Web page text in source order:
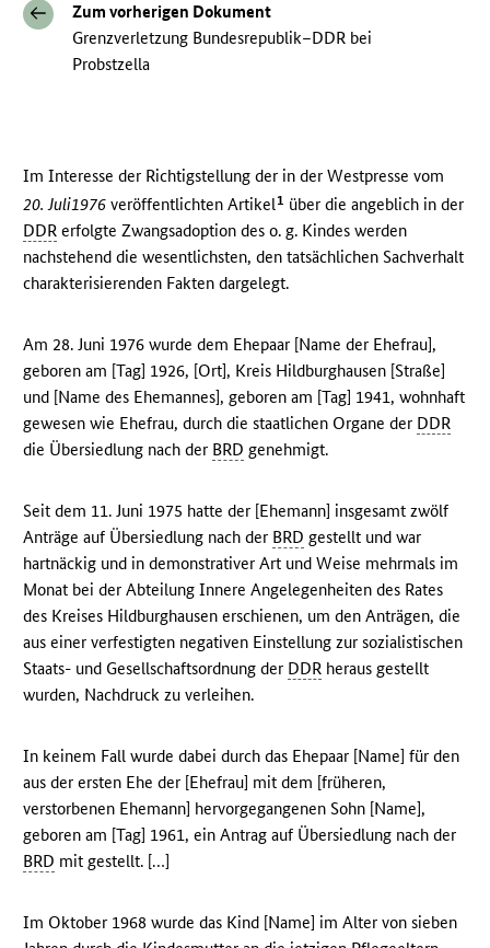
Zum vorherigen Dokument
Grenzverletzung Bundesrepublik–DDR bei
Probstzella
Im Interesse der Richtigstellung der in der Westpresse vom
20. Juli1976 veröffentlichten Artikel1 über die angeblich in der
DDR erfolgte Zwangsadoption des o. g. Kindes werden
nachstehend die wesentlichsten, den tatsächlichen Sachverhalt
charakterisierenden Fakten dargelegt.
Am 28. Juni 1976 wurde dem Ehepaar [Name der Ehefrau],
geboren am [Tag] 1926, [Ort], Kreis Hildburghausen [Straße]
und [Name des Ehemannes], geboren am [Tag] 1941, wohnhaft
gewesen wie Ehefrau, durch die staatlichen Organe der DDR
die Übersiedlung nach der BRD genehmigt.
Seit dem 11. Juni 1975 hatte der [Ehemann] insgesamt zwölf
Anträge auf Übersiedlung nach der BRD gestellt und war
hartnäckig und in demonstrativer Art und Weise mehrmals im
Monat bei der Abteilung Innere Angelegenheiten des Rates
des Kreises Hildburghausen erschienen, um den Anträgen, die
aus einer verfestigten negativen Einstellung zur sozialistischen
Staats- und Gesellschaftsordnung der DDR heraus gestellt
wurden, Nachdruck zu verleihen.
In keinem Fall wurde dabei durch das Ehepaar [Name] für den
aus der ersten Ehe der [Ehefrau] mit dem [früheren,
verstorbenen Ehemann] hervorgegangenen Sohn [Name],
geboren am [Tag] 1961, ein Antrag auf Übersiedlung nach der
BRD mit gestellt. […]
Im Oktober 1968 wurde das Kind [Name] im Alter von sieben